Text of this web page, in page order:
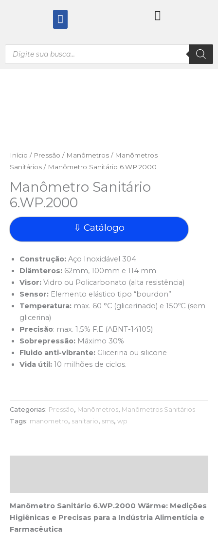
Menu
Pesquisar
produtos
Início / Pressão / Manômetros / Manômetros
Sanitários / Manômetro Sanitário 6.WP.2000
Manômetro Sanitário
6.WP.2000
⇩ Catálogo
Construção: Aço Inoxidável 304
Diâmteros: 62mm, 100mm e 114 mm
Visor: Vidro ou Policarbonato (alta resistência)
Sensor: Elemento elástico tipo “bourdon”
Temperatura: max. 60 °C (glicerinado) e 150ºC (sem
glicerina)
Precisão: max. 1,5% F.E (ABNT-14105)
Sobrepressão: Máximo 30%
Fluido anti-vibrante: Glicerina ou silicone
Vida útil: 10 milhões de ciclos.
Categorias: Pressão, Manômetros, Manômetros Sanitários
Tags: manometro, sanitario, sms, wp
Manômetro Sanitário 6.WP.2000 Wärme: Medições
Higiênicas e Precisas para a Indústria Alimentícia e
Farmacêutica